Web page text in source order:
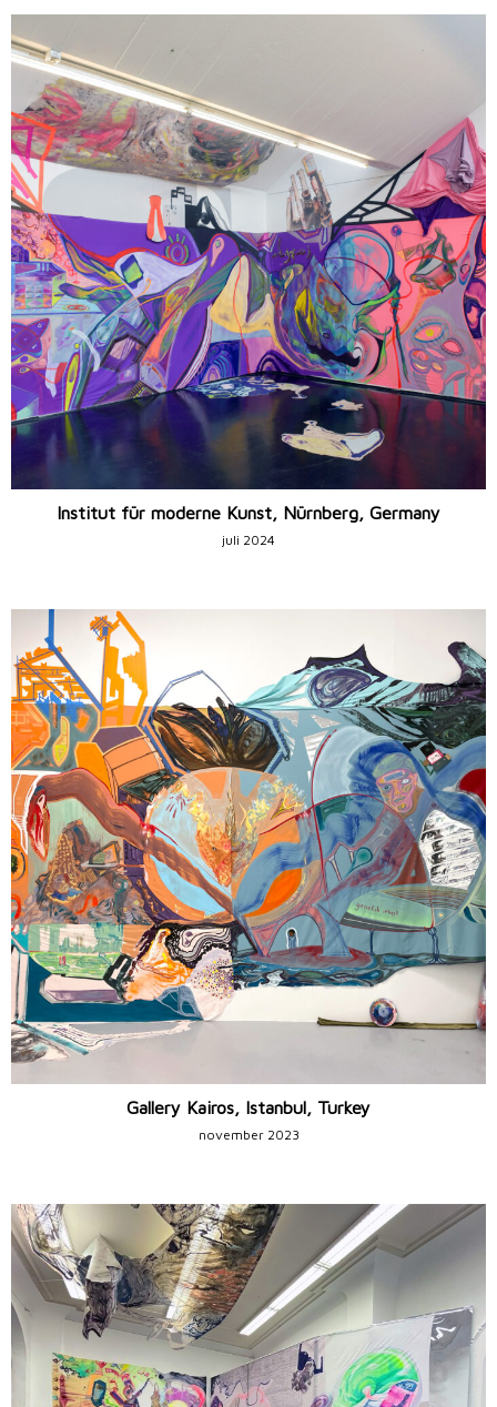
Institut für moderne Kunst, Nürnberg, Germany
juli 2024
Gallery Kairos, Istanbul, Turkey
november 2023